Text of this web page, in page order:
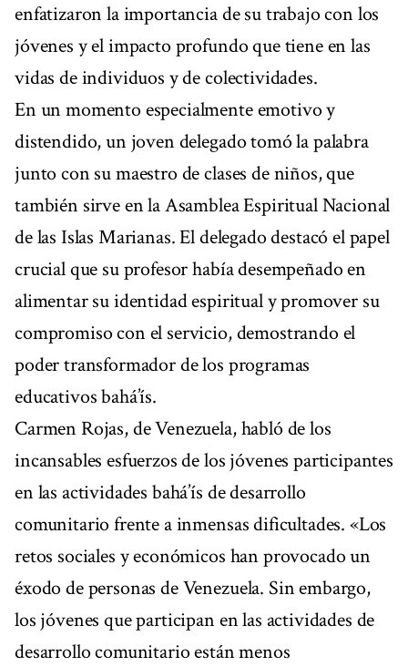
enfatizaron la importancia de su trabajo con los
jóvenes y el impacto profundo que tiene en las
vidas de individuos y de colectividades.
En un momento especialmente emotivo y
distendido, un joven delegado tomó la palabra
junto con su maestro de clases de niños, que
también sirve en la Asamblea Espiritual Nacional
de las Islas Marianas. El delegado destacó el papel
crucial que su profesor había desempeñado en
alimentar su identidad espiritual y promover su
compromiso con el servicio, demostrando el
poder transformador de los programas
educativos bahá’ís.
Carmen Rojas, de Venezuela, habló de los
incansables esfuerzos de los jóvenes participantes
en las actividades bahá’ís de desarrollo
comunitario frente a inmensas dificultades. «Los
retos sociales y económicos han provocado un
éxodo de personas de Venezuela. Sin embargo,
los jóvenes que participan en las actividades de
desarrollo comunitario están menos